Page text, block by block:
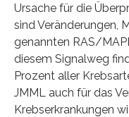
Ursache für die
sind Veränderungen,
genannten RAS/
diesem Signalweg
Prozent aller
JMML auch für das
Krebserkrankungen